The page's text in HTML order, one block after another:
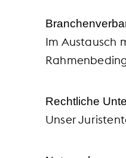
Im Austausch
Rechtliche
Unser